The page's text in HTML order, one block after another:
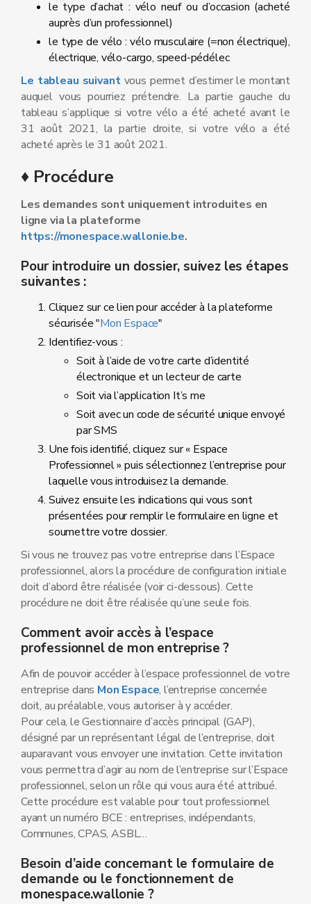
le type d’achat : vélo neuf ou d’occasion (acheté
auprès d’un professionnel)
le type de vélo : vélo musculaire (=non électrique),
électrique, vélo-cargo, speed-pédélec
Le tableau suivantvous permet d’estimer le montant
auquel vous pourriez prétendre. La partie gauche du
tableau s’applique si votre vélo a été acheté avant le
31 août 2021, la partie droite, si votre vélo a été
acheté après le 31 août 2021.
♦ Procédure
Les demandes sont uniquement introduites en
ligne via la plateforme
https://monespace.wallonie.be.
Pour introduire un dossier, suivez les étapes
suivantes :
Cliquez sur ce lien pour accéder à la plateforme
sécurisée "Mon Espace"
Identifiez-vous :
Soit à l’aide de votre carte d’identité
électronique et un lecteur de carte
Soit via l’application It’s me
Soit avec un code de sécurité unique envoyé
par SMS
Une fois identifié, cliquez sur « Espace
Professionnel » puis sélectionnez l’entreprise pour
laquelle vous introduisez la demande.
Suivez ensuite les indications qui vous sont
présentées pour remplir le formulaire en ligne et
soumettre votre dossier.
Si vous ne trouvez pas votre entreprise dans l’Espace
professionnel, alors la procédure de configuration initiale
doit d’abord être réalisée (voir ci-dessous). Cette
procédure ne doit être réalisée qu’une seule fois.
Comment avoir accès à l’espace
professionnel de mon entreprise ?
Afin de pouvoir accéder à l’espace professionnel de votre
entreprise dans Mon Espace, l’entreprise concernée
doit, au préalable, vous autoriser à y accéder.
Pour cela, le Gestionnaire d’accès principal (GAP),
désigné par un représentant légal de l’entreprise, doit
auparavant vous envoyer une invitation. Cette invitation
vous permettra d’agir au nom de l’entreprise sur l’Espace
professionnel, selon un rôle qui vous aura été attribué.
Cette procédure est valable pour tout professionnel
ayant un numéro BCE : entreprises, indépendants,
Communes, CPAS, ASBL…
Besoin d’aide concernant le formulaire de
demande ou le fonctionnement de
monespace.wallonie ?